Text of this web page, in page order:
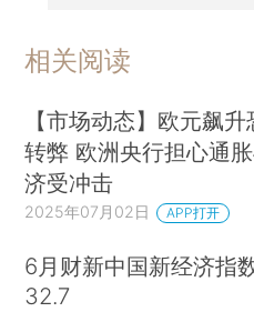
相关阅读
【市场动态】欧元飙
转弊 欧洲央行担心通
济受冲击
2025年07月02日 APP打开
6月财新中国新经济指
32.7